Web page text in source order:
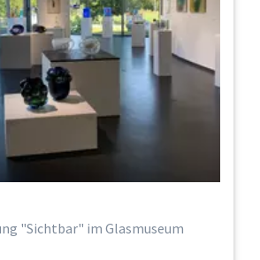
"Sichtbar" im Glasmuseum